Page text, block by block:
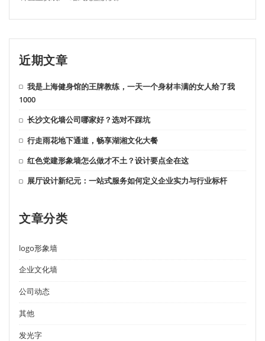
近期文章
我是上海健身馆的王牌教练，一天一个身材丰满的女人给了我
1000
长沙文化墙公司哪家好？选对不踩坑
行走雨花地下通道，畅享湖湘文化大餐
红色党建形象墙怎么做才不土？设计要点全在这
展厅设计新纪元：一站式服务如何定义企业实力与行业标杆
文章分类
logo形象墙
企业文化墙
公司动态
其他
发光字